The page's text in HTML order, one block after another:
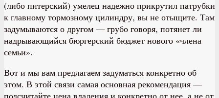
(либо питерский) умелец надежно прикрутил патрубки
к главному тормозному цилиндру, вы не отыщите. Там
задумываются о другом — грубо говоря, потянет ли
надрывающийся бюргерский бюджет нового «члена
семьи».
Вот и мы вам предлагаем задуматься конкретно об
этом. В этой связи самая основная рекомендация —
подсчитайте цена владения и конкретно от нее, а не от